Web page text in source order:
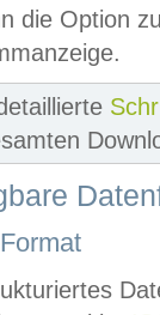
die Option